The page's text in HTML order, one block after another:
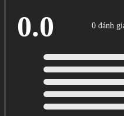
0.0 0 đánh